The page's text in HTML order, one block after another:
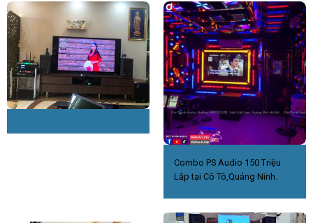
Combo PS Audio 150 Triệu
Lắp tại Cô Tô,Quảng Ninh.